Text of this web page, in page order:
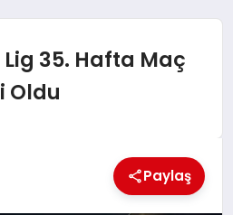
35. Hafta Maç
Oldu
Paylaş